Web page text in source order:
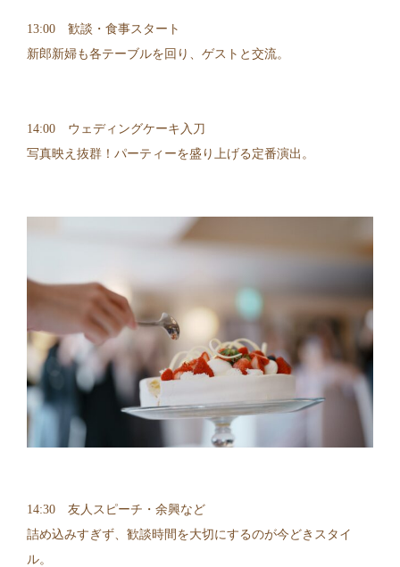
13:00 歓談・食事スタート
新郎新婦も各テーブルを回り、ゲストと交流。
14:00 ウェディングケーキ入刀
写真映え抜群！パーティーを盛り上げる定番演出。
14:30 友人スピーチ・余興など
詰め込みすぎず、歓談時間を大切にするのが今どきスタイ
ル。